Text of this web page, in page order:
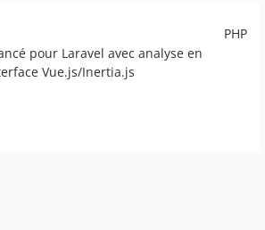
PHP
pour Laravel avec analyse en
Vue.js/Inertia.js